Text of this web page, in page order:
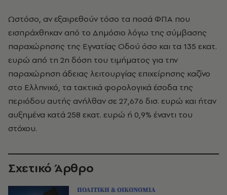
Ωστόσο, αν εξαιρεθούν τόσο τα ποσά ΦΠΑ που
εισπράχθηκαν από το Δημόσιο λόγω της σύμβασης
παραχώρησης της Εγνατίας Οδού όσο και τα 135 εκατ.
ευρώ από τη 2η δόση του τιμήματος για την
παραχώρηση άδειας λειτουργίας επιχείρησης καζίνο
στο Ελληνικό, τα τακτικά φορολογικά έσοδα της
περιόδου αυτής ανήλθαν σε 27,676 δισ. ευρώ και ήταν
αυξημένα κατά 258 εκατ. ευρώ ή 0,9% έναντι του
στόχου.
Σχετικό Άρθρο
ΠΟΛΙΤΙΚΗ & ΟΙΚΟΝΟΜΙΑ